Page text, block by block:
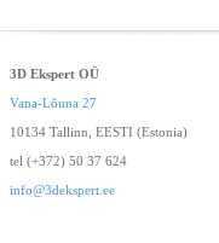
3D Ekspert OÜ
Vana-Lõuna 27
10134 Tallinn, EESTI (Estonia)
tel (+372) 50 37 624
info@3dekspert.ee